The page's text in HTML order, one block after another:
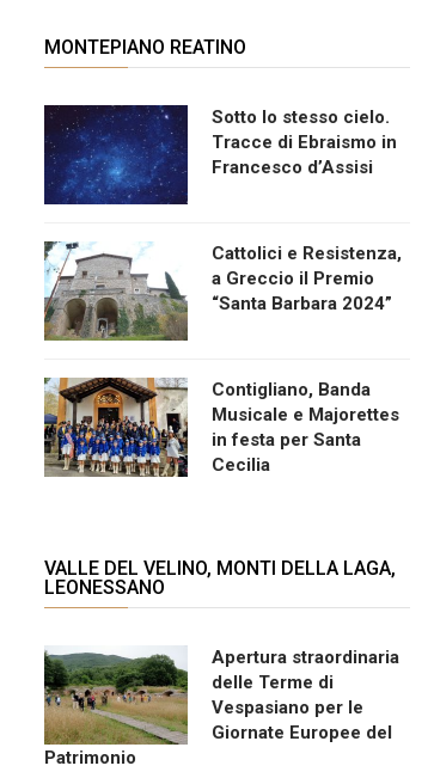
MONTEPIANO REATINO
Sotto lo stesso cielo.
Tracce di Ebraismo in
Francesco d’Assisi
Cattolici e Resistenza,
a Greccio il Premio
“Santa Barbara 2024”
Contigliano, Banda
Musicale e Majorettes
in festa per Santa
Cecilia
VALLE DEL VELINO, MONTI DELLA LAGA,
LEONESSANO
Apertura straordinaria
delle Terme di
Vespasiano per le
Giornate Europee del
Patrimonio